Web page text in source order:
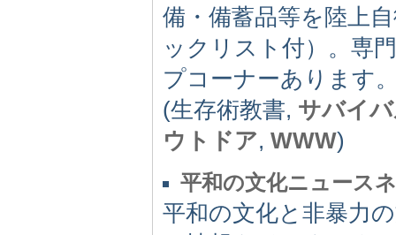
備・備蓄品等を陸上
ックリスト付）。専
プコーナーあります
(生存術教書, サバイ
ウトドア, WWW)
平和の文化ニュース
平和の文化と非暴力